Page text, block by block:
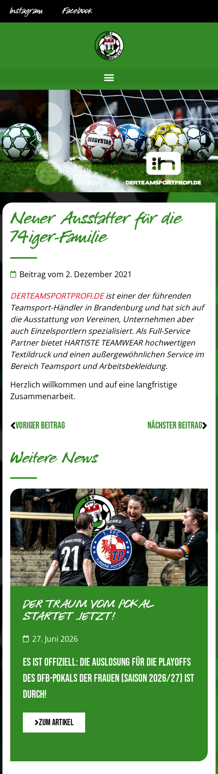
Instagram Facebook
Neuer Ausstatter für die
74iger-Familie
Beitrag vom 2. Dezember 2021
DERTEAMSPORTPROFI.DEist einer der führenden
Teamsport-Händler in Brandenburg und hat sich auf
die Ausstattung von Vereinen, Unternehmen aber
auch Einzelsportlern spezialisiert. Als Full-Service
Partner bietet HARTISTE TEAMWEAR hochwertigen
Textildruck und einen außergewöhnlichen Service im
Bereich Teamsport und Arbeitsbekleidung.
Herzlich willkommen und auf eine langfristige
Zusammenarbeit.
VORIGER BEITRAG NÄCHSTER BEITRAG
Weitere News
DER TRAUM VOM POKAL
STARTET JETZT!
27. Juni 2026
Es ist offiziell: Die Auslosung für die Playoffs
des DFB-Pokals der Frauen (Saison 2026/27) ist
durch!
Zum Artikel